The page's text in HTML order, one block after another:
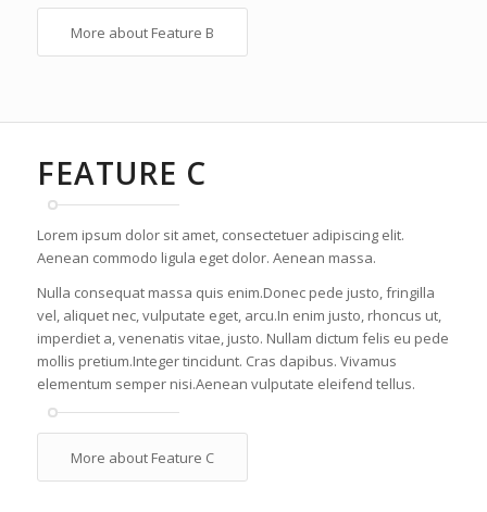
More about Feature B
FEATURE C
Lorem ipsum dolor sit amet, consectetuer adipiscing elit.
Aenean commodo ligula eget dolor. Aenean massa.
Nulla consequat massa quis enim.Donec pede justo, fringilla
vel, aliquet nec, vulputate eget, arcu.In enim justo, rhoncus ut,
imperdiet a, venenatis vitae, justo. Nullam dictum felis eu pede
mollis pretium.Integer tincidunt. Cras dapibus. Vivamus
elementum semper nisi.Aenean vulputate eleifend tellus.
More about Feature C